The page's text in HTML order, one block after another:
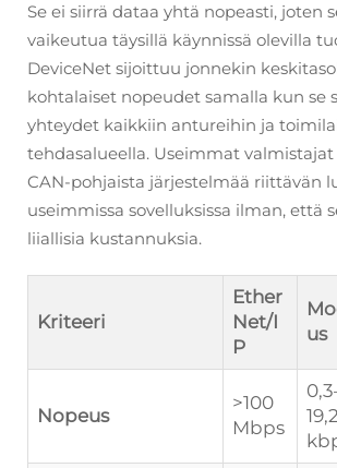
Se ei siirrä dataa yhtä nopeasti, joten
vaikeutua täysillä käynnissä olevilla
DeviceNet sijoittuu jonnekin
kohtalaiset nopeudet samalla kun se
yhteydet kaikkiin antureihin ja
tehdasalueella. Useimmat
CAN-pohjaista järjestelmää riittävän
useimmissa sovelluksissa ilman, että
liiallisia kustannuksia.
Kriteeri
Ether
Net/I
P
us
Nopeus
>100
Mbps
19,2